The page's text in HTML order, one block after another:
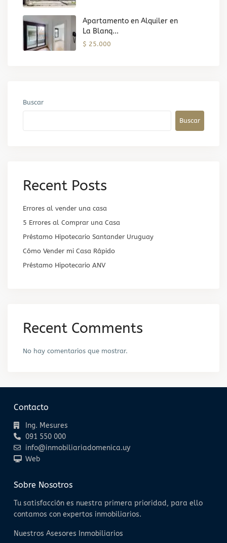
Apartamento en Alquiler en
La Blanq...
$ 25.000
Buscar
Buscar
Recent Posts
Errores al vender una casa
5 Errores al Comprar una Casa
Préstamo Hipotecario Santander Uruguay
Cómo Vender mi Casa Rápido
Préstamo Hipotecario ANV
Recent Comments
No hay comentarios que mostrar.
Contacto
Ing. Mesures
091 550 000
info@inmobiliariadomenica.uy
Web
Sobre Nosotros
Tu satisfacción es nuestra primera prioridad, para ello
contamos con expertos inmobiliarios.
Nuestros Asesores Inmobiliarios